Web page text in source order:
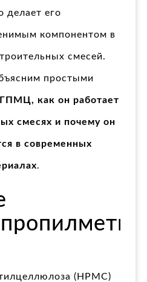
делает его
компонентом в
смесей.
простыми
как он работает
смесях и почему он
в современных
.
(HPMC)